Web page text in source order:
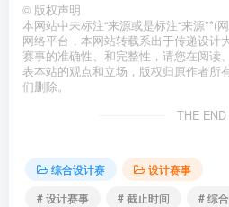
© 版权声明
本网站中未标注“来源或是标注“来源**(
网络平台，本网站转载系出于传递设计
赛事的准确性、和完整性，请您在阅读
表本站的观点和立场，版权归原作者所
们删除。
THE END
综合设计赛
设计赛事
# 设计赛事
# 截止时间 # 综